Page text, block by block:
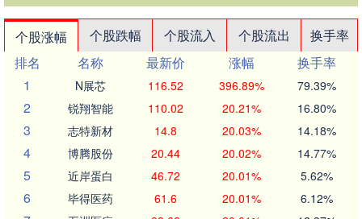
个股涨幅 个股跌幅 个股流入 个股流出
换手率
排名
名称 最新价 涨幅
换手率
1
N展芯 116.52 396.89% 79.39%
2 锐翔智能 110.02 20.21% 16.80%
3 志特新材 14.8 20.03% 14.18%
4 博腾股份 20.44 20.02% 14.77%
5 近岸蛋白 46.72 20.01% 5.62%
6 毕得医药 61.6 20.01% 6.12%